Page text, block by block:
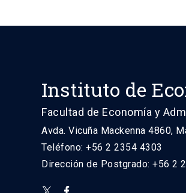
Instituto de
Facultad de Economía y
Avda. Vicuña Mackenna 4860,
Teléfono: +56 2 2354 4303
Dirección de Postgrado: +56 2